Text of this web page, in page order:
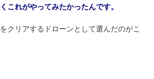
これがやってみたかったんです。
クリアするドローンとして選んだのがこ